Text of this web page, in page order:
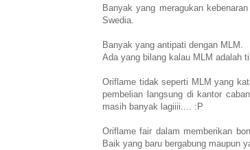
Banyak yang meragukan kebenaran
Swedia.
Banyak yang antipati dengan MLM.
Ada yang bilang kalau MLM adalah
Oriflame tidak seperti MLM yang
pembelian langsung di kantor
masih banyak lagiiii.... :P
Oriflame fair dalam memberikan
Baik yang baru bergabung maupun